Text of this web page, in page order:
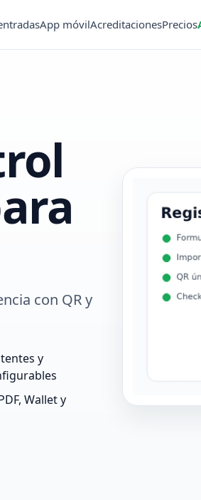
App móvilAcreditacionesPrecios
con QR y
y
Wallet y